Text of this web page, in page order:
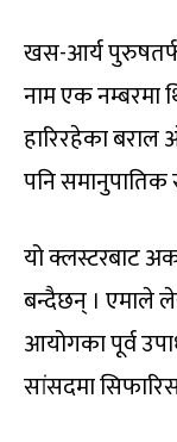
खस-आर्य
नाम एक नम्बरमा
हारिरहेका बराल
पनि समानुपातिक
यो क्लस्टरबाट
बन्दैछन् । एमाले
आयोगका पूर्व
सांसदमा